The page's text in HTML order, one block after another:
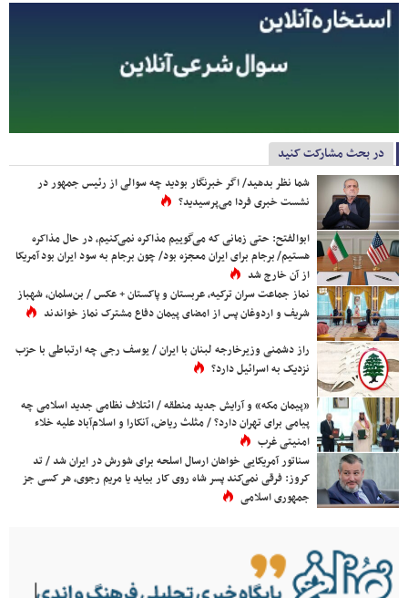
در بحث مشارکت کنید
شما نظر بدهید/ اگر خبرنگار بودید چه سوالی از رئیس جمهور در
نشست خبری فردا می‌پرسیدید؟
ابوالفتح: حتی زمانی که می‌گوییم مذاکره نمی‌کنیم، در حال مذاکره
هستیم/ برجام برای ایران معجزه بود/ چون برجام به سود ایران بود آمریکا
از آن خارج شد
نماز جماعت سران ترکیه، عربستان و پاکستان + عکس / بن‌سلمان، شهباز
شریف و اردوغان پس از امضای پیمان دفاع مشترک نماز خواندند
راز دشمنی وزیرخارجه لبنان با ایران / یوسف رجی چه ارتباطی با حزب
نزدیک به اسرائیل دارد؟
«پیمان مکه» و آرایش جدید منطقه / ائتلاف نظامی جدید اسلامی چه
پیامی برای تهران دارد؟ / مثلث ریاض، آنکارا و اسلام‌آباد علیه خلاء
امنیتی غرب
سناتور آمریکایی خواهان ارسال اسلحه برای شورش در ایران شد / تد
کروز: فرقی نمی‌کند پسر شاه روی کار بیاید یا مریم رجوی، هر کسی جز
جمهوری اسلامی